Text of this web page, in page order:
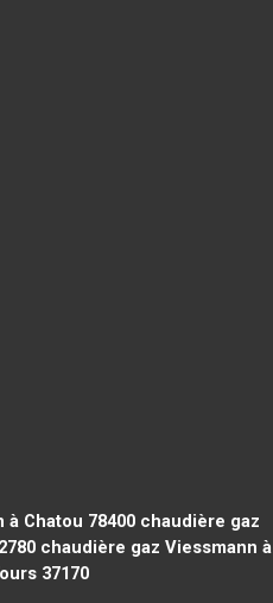
Chatou 78400chaudière gaz
chaudière gaz Viessmann à
37170